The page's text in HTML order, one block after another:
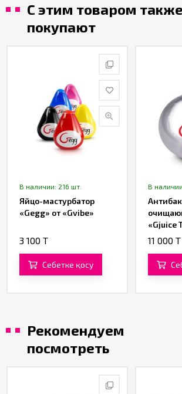
С этим товаром также
покупают
В наличии: 216 шт.
Яйцо-мастурбатор
«Gegg» от «Gvibe»
3 100 T
Себетке қосу
В
«Gjuice
«Gvibe»
11 000 T
Рекомендуем
посмотреть